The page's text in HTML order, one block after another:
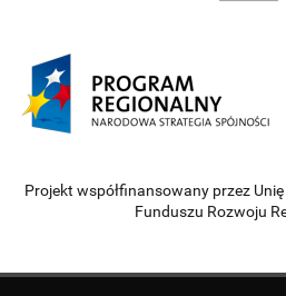
Projekt współfinansowany przez
Funduszu Rozwoju